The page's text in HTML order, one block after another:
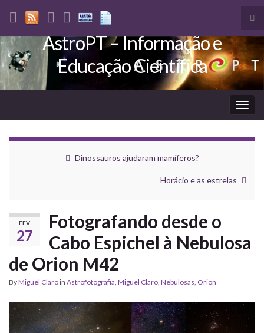
Search for:
AstroPT – Informação e
Educação Científica
Dinossauros ajudaram mamíferos?
Horácio e as estrelas
FEV
27
Fotografando desde o
Cabo Espichel à Nebulosa
de Orion M42
ByMiguel Claroin Astrofotografia, Miguel Claro, Nebulosas, Orion